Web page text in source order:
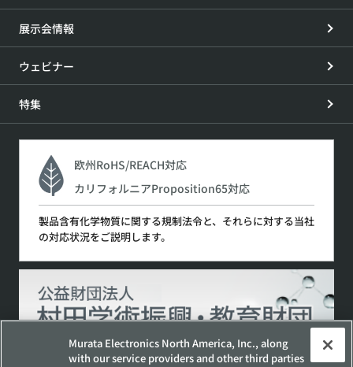
展示会情報
ウェビナー
特集
欧州RoHS/REACH対応
カリフォルニアProposition65対応
製品含有化学物質に関する規制法令と、それらに対する当社
の対応状況をご説明します。
Murata Electronics North America, Inc., along
with our service providers and other third parties